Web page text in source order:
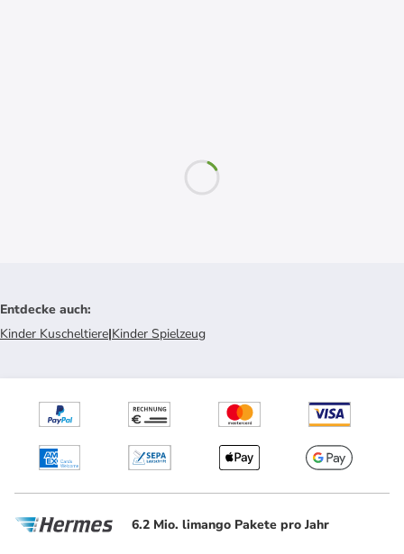
Entdecke auch:
Kinder Kuscheltiere|Kinder Spielzeug
6.2 Mio. limango Pakete pro Jahr